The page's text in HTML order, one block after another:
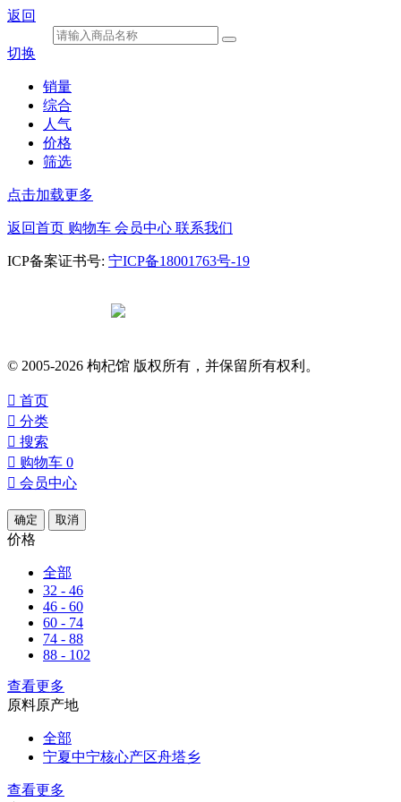
返回
切换
销量
综合
人气
价格
筛选
点击加载更多
返回首页 购物车 会员中心 联系我们
ICP备案证书号: 宁ICP备18001763号-19
© 2005-2026 枸杞馆 版权所有，并保留所有权利。
 首页
 分类
 搜索
 购物车 0
 会员中心
确定 取消
价格
全部
32 - 46
46 - 60
60 - 74
74 - 88
88 - 102
查看更多
原料原产地
全部
宁夏中宁核心产区舟塔乡
查看更多